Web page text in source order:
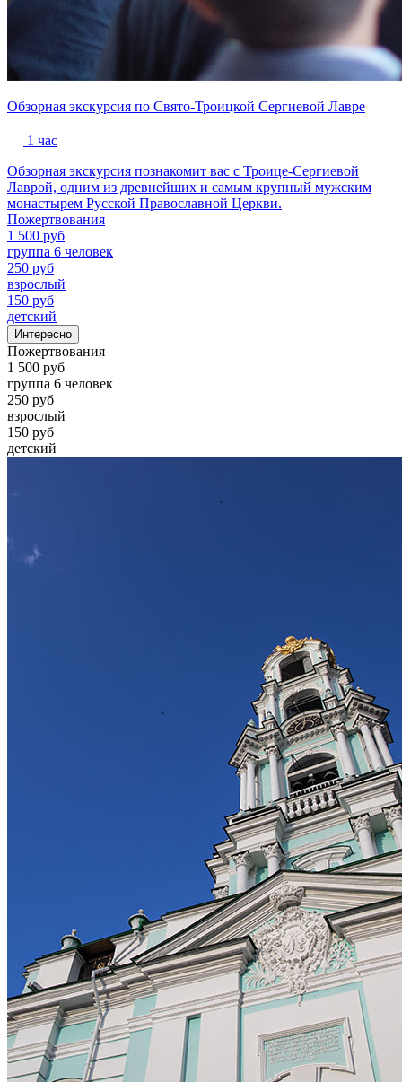
Обзорная экскурсия по Свято-Троицкой Сергиевой Лавре
1 час
Обзорная экскурсия познакомит вас с Троице-Сергиевой
Лаврой, одним из древнейших и самым крупный мужским
монастырем Русской Православной Церкви.
Пожертвования
1 500 руб
группа 6 человек
250 руб
взрослый
150 руб
детский
Интересно
Пожертвования
1 500 руб
группа 6 человек
250 руб
взрослый
150 руб
детский